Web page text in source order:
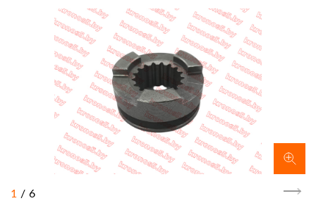
1 / 6